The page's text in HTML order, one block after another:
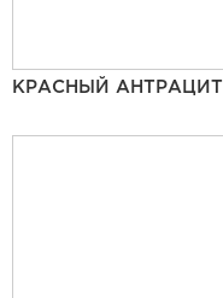
КРАСНЫЙ АНТРАЦИТ